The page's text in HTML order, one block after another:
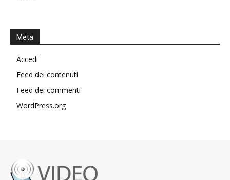
Meta
Accedi
Feed dei contenuti
Feed dei commenti
WordPress.org